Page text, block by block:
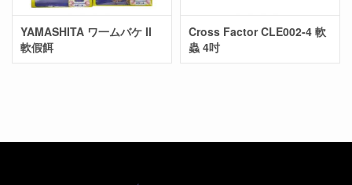
YAMASHITA ワ一ムバケ II
軟假餌
Cross Factor CLE002-4 軟
蟲 4吋